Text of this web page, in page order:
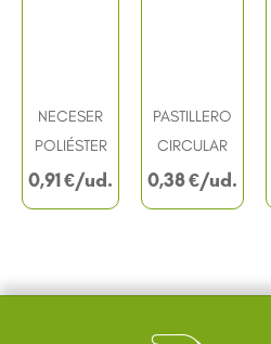
NECESER
POLIÉSTER
0,91€
PASTILLERO
CIRCULAR
0,38€